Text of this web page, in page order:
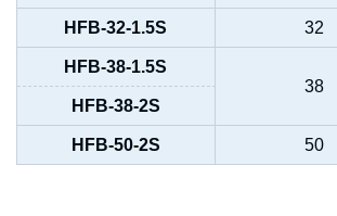
HFB-32-1.5S 32
HFB-38-1.5S
38
HFB-38-2S
HFB-50-2S 50